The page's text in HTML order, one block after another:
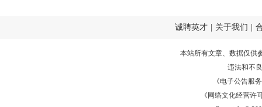
诚聘英才 关于我们
本站所有文章、数据仅供
违法和不
《电子公告服务
《网络文化经营许